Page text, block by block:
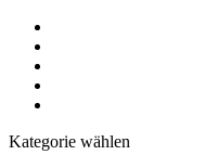
Kategorie wählen